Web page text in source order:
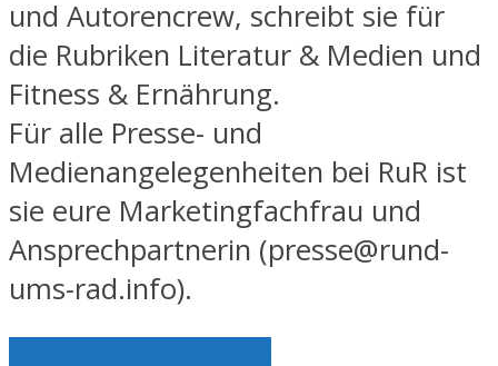
und Autorencrew, schreibt sie für
die Rubriken Literatur & Medien und
Fitness & Ernährung.
Für alle Presse- und
Medienangelegenheiten bei RuR ist
sie eure Marketingfachfrau und
Ansprechpartnerin (presse@rund-
ums-rad.info).